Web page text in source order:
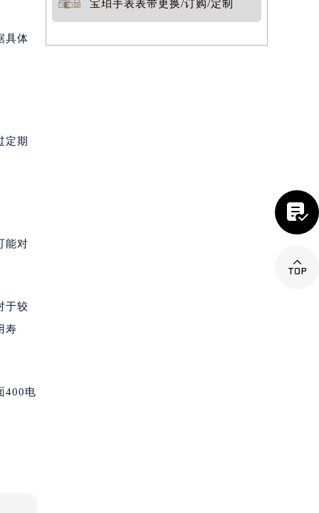
具体
定期
能对
于较
寿
400电
宝珀手表表带更换/订购/定制

